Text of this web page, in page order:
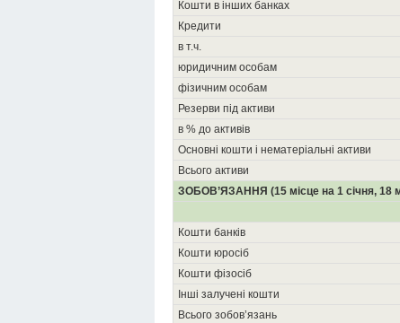
Кошти в інших банках
Кредити
в т.ч.
юридичним особам
фізичним особам
Резерви під активи
в % до активів
Основні кошти і нематеріальні активи
Всього активи
ЗОБОВ’ЯЗАННЯ (15 місце на 1 січня, 18
Кошти банків
Кошти юросіб
Кошти фізосіб
Інші залучені кошти
Всього зобов’язань